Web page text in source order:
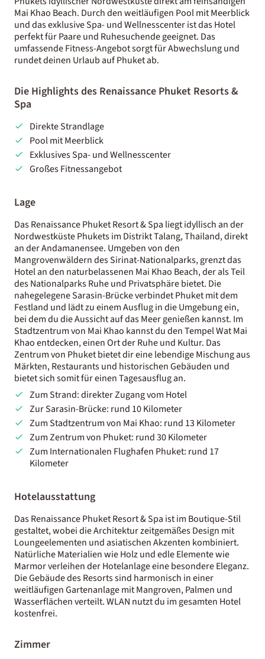
Mai Khao Beach. Durch den weitläufigen Pool mit Meerblick
und das exklusive Spa- und Wellnesscenter ist das Hotel
perfekt für Paare und Ruhesuchende geeignet. Das
umfassende Fitness-Angebot sorgt für Abwechslung und
rundet deinen Urlaub auf Phuket ab.
Die Highlights des Renaissance Phuket Resorts &
Spa
Direkte Strandlage
Pool mit Meerblick
Exklusives Spa- und Wellnesscenter
Großes Fitnessangebot
Lage
Das Renaissance Phuket Resort & Spa liegt idyllisch an der
Nordwestküste Phukets im Distrikt Talang, Thailand, direkt
an der Andamanensee. Umgeben von den
Mangrovenwäldern des Sirinat-Nationalparks, grenzt das
Hotel an den naturbelassenen Mai Khao Beach, der als Teil
des Nationalparks Ruhe und Privatsphäre bietet. Die
nahegelegene Sarasin-Brücke verbindet Phuket mit dem
Festland und lädt zu einem Ausflug in die Umgebung ein,
bei dem du die Aussicht auf das Meer genießen kannst. Im
Stadtzentrum von Mai Khao kannst du den Tempel Wat Mai
Khao entdecken, einen Ort der Ruhe und Kultur. Das
Zentrum von Phuket bietet dir eine lebendige Mischung aus
Märkten, Restaurants und historischen Gebäuden und
bietet sich somit für einen Tagesausflug an.
Zum Strand: direkter Zugang vom Hotel
Zur Sarasin-Brücke: rund 10 Kilometer
Zum Stadtzentrum von Mai Khao: rund 13 Kilometer
Zum Zentrum von Phuket: rund 30 Kilometer
Zum Internationalen Flughafen Phuket: rund 17
Kilometer
Hotelausstattung
Das Renaissance Phuket Resort & Spa ist im Boutique-Stil
gestaltet, wobei die Architektur zeitgemäßes Design mit
Loungeelementen und asiatischen Akzenten kombiniert.
Natürliche Materialien wie Holz und edle Elemente wie
Marmor verleihen der Hotelanlage eine besondere Eleganz.
Die Gebäude des Resorts sind harmonisch in einer
weitläufigen Gartenanlage mit Mangroven, Palmen und
Wasserflächen verteilt. WLAN nutzt du im gesamten Hotel
kostenfrei.
Zimmer